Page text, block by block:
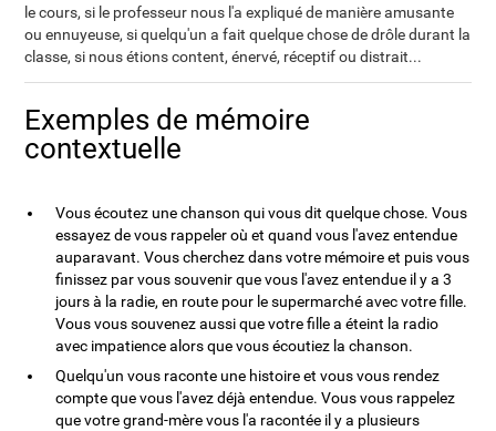
le cours, si le professeur nous l'a expliqué de manière amusante
ou ennuyeuse, si quelqu'un a fait quelque chose de drôle durant la
classe, si nous étions content, énervé, réceptif ou distrait...
Exemples de mémoire
contextuelle
Vous écoutez une chanson qui vous dit quelque chose. Vous
essayez de vous rappeler où et quand vous l'avez entendue
auparavant. Vous cherchez dans votre mémoire et puis vous
finissez par vous souvenir que vous l'avez entendue il y a 3
jours à la radie, en route pour le supermarché avec votre fille.
Vous vous souvenez aussi que votre fille a éteint la radio
avec impatience alors que vous écoutiez la chanson.
Quelqu'un vous raconte une histoire et vous vous rendez
compte que vous l'avez déjà entendue. Vous vous rappelez
que votre grand-mère vous l'a racontée il y a plusieurs